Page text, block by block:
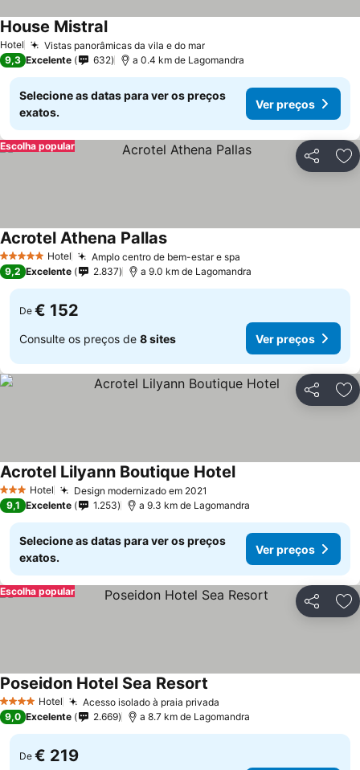
Hotel Vistas panorâmicas da vila e do mar
House Mistral
9,3 Excelente 632 a 0.4 km de Lagomandra
Selecione as datas para ver os preços
exatos.
Ver preços
Partilhar
Escolha popular
5 Estrelas Hotel Amplo centro de bem-estar e spa
Acrotel Athena Pallas
9,2 Excelente 2.837 a 9.0 km de Lagomandra
De € 152
Consulte os preços de 8 sites Ver preços
Partilhar
3 EstrelasHotel Design modernizado em 2021
Acrotel Lilyann Boutique Hotel
9,1 Excelente 1.253 a 9.3 km de Lagomandra
Selecione as datas para ver os preços
exatos.
Ver preços
Partilhar
Escolha popular
4 EstrelasHotel Acesso isolado à praia privada
Poseidon Hotel Sea Resort
9,0 Excelente 2.669 a 8.7 km de Lagomandra
De € 219